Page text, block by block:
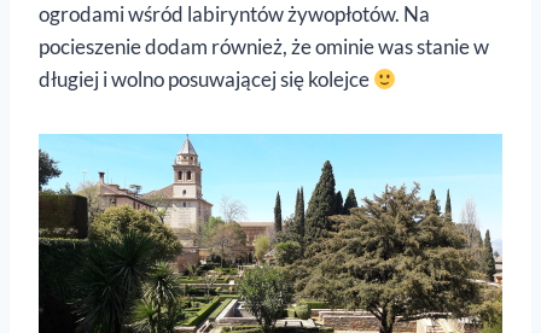
ogrodami wśród labiryntów żywopłotów. Na
pocieszenie dodam również, że ominie was stanie w
długiej i wolno posuwającej się kolejce